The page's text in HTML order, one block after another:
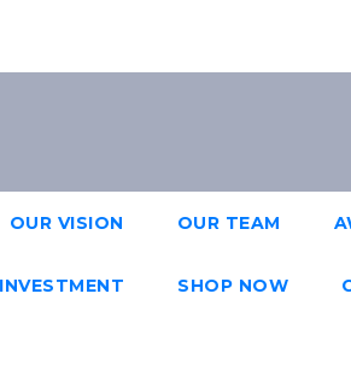
OUR VISION OUR TEAM
SHOP NOW